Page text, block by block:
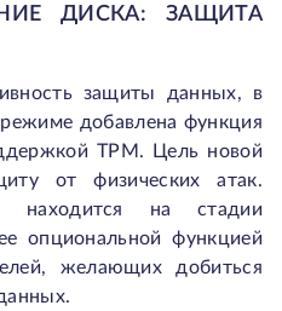
ДИСКА: ЗАЩИТА
защиты данных, в
добавлена функция
TPM. Цель новой
от физических атак.
находится на стадии
опциональной функцией
желающих добиться